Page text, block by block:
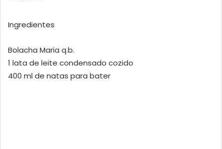
Ingredientes
Bolacha Maria q.b.
1 lata de leite condensado cozido
400 ml de natas para bater